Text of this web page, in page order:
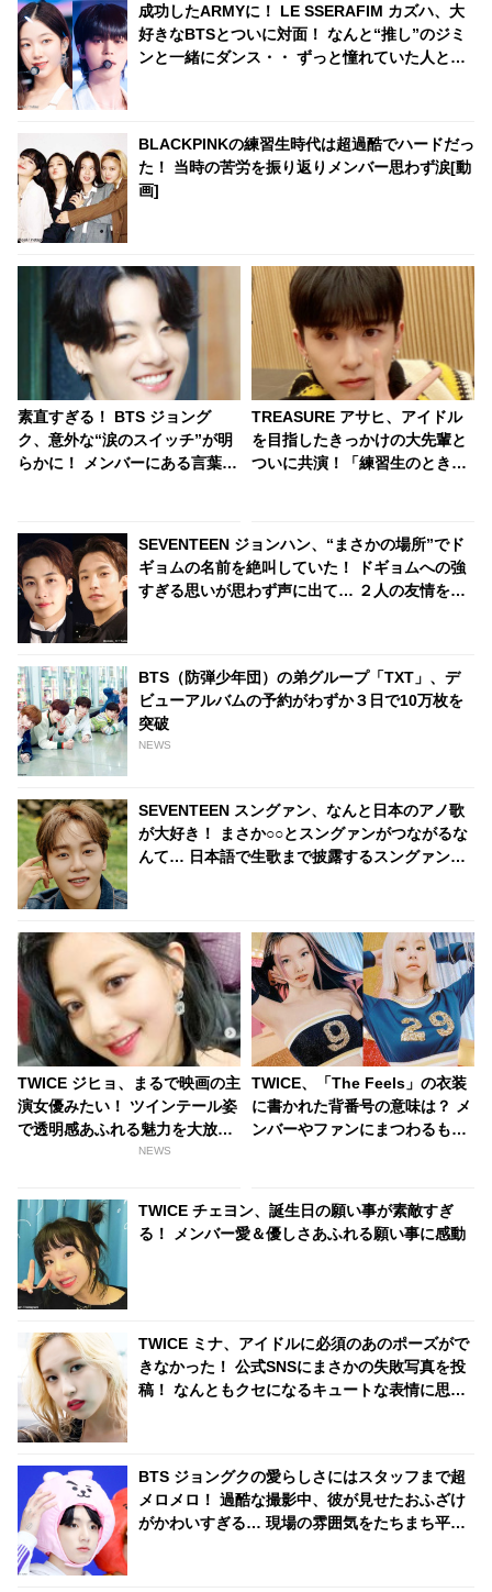
成功したARMYに！ LE SSERAFIM カズハ、大
好きなBTSとついに対面！ なんと“推し”のジミ
ンと一緒にダンス・・ ずっと憧れていた人との
BLACKPINKの練習生時代は超過酷でハードだっ
た！ 当時の苦労を振り返りメンバー思わず涙[動
画]
素直すぎる！ BTS ジョング
ク、意外な“涙のスイッチ”が明
らかに！ メンバーにある言葉を
っ子のかわいいヒミツとは？
TREASURE アサヒ、アイドル
を目指したきっかけの大先輩と
ついに共演！「練習生のときか
到
SEVENTEEN ジョンハン、“まさかの場所”でド
ギョムの名前を絶叫していた！ ドギョムへの強
すぎる思いが思わず声に出て… ２人の友情を証
BTS（防弾少年団）の弟グループ「TXT」、デ
ビューアルバムの予約がわずか３日で10万枚を
突破
NEWS
SEVENTEEN スングァン、なんと日本のアノ歌
が大好き！ まさか○○とスングァンがつながるな
んて… 日本語で生歌まで披露するスングァンの
TWICE ジヒョ、まるで映画の主
演女優みたい！ ツインテール姿
で透明感あふれる魅力を大放出
NEWS
TWICE、「The Feels」の衣装
に書かれた背番号の意味は？ メ
ンバーやファンにまつわるもの
味とは？
TWICE チェヨン、誕生日の願い事が素敵すぎ
る！ メンバー愛＆優しさあふれる願い事に感動
TWICE ミナ、アイドルに必須のあのポーズがで
きなかった！ 公式SNSにまさかの失敗写真を投
稿！ なんともクセになるキュートな表情に思わ
BTS ジョングクの愛らしさにはスタッフまで超
メロメロ！ 過酷な撮影中、彼が見せたおふざけ
がかわいすぎる… 現場の雰囲気をたちまち平和